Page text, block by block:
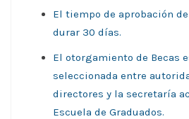
El tiempo de aprobación
durar 30 días.
El otorgamiento de Becas
seleccionada entre
directores y la secretaría
Escuela de Graduados.